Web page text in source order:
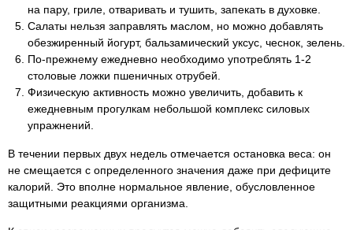
на пару, гриле, отваривать и тушить, запекать в духовке.
Салаты нельзя заправлять маслом, но можно добавлять
обезжиренный йогурт, бальзамический уксус, чеснок, зелень.
По-прежнему ежедневно необходимо употреблять 1-2
столовые ложки пшеничных отрубей.
Физическую активность можно увеличить, добавить к
ежедневным прогулкам небольшой комплекс силовых
упражнений.
В течении первых двух недель отмечается остановка веса: он
не смещается с определенного значения даже при дефиците
калорий. Это вполне нормальное явление, обусловленное
защитными реакциями организма.